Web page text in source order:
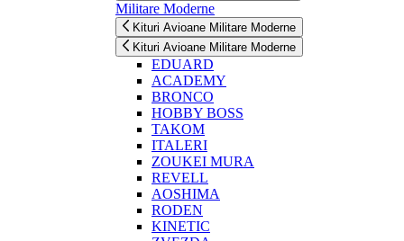
Militare Moderne
Kituri Avioane Militare Moderne
Kituri Avioane Militare Moderne
EDUARD
ACADEMY
BRONCO
HOBBY BOSS
TAKOM
ITALERI
ZOUKEI MURA
REVELL
AOSHIMA
RODEN
KINETIC